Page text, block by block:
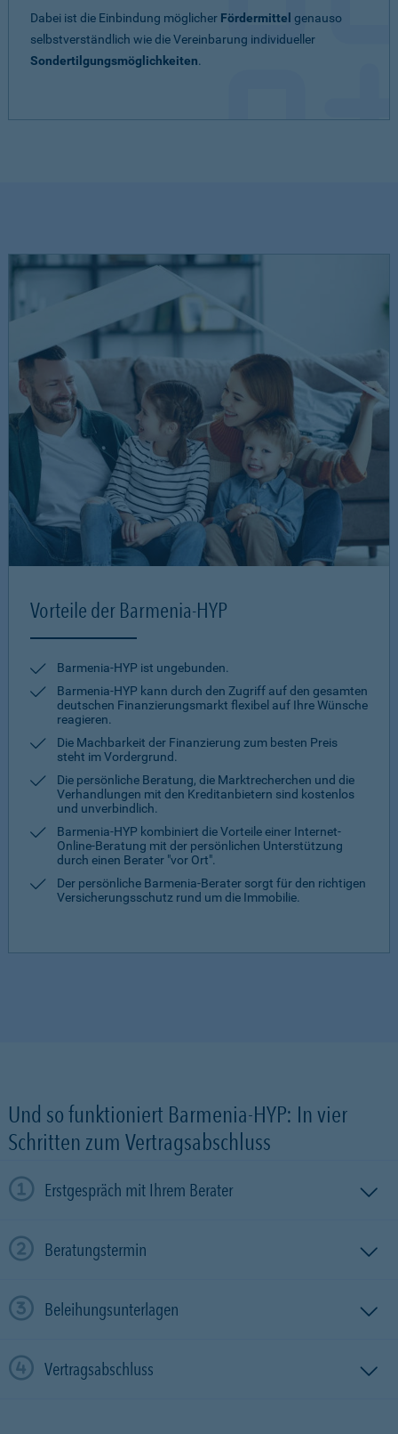
Dabei ist die Einbindung möglicher Fördermittel genauso
selbstverständlich wie die Vereinbarung individueller
Sondertilgungsmöglichkeiten.
Vorteile der Barmenia-HYP
Barmenia-HYP ist ungebunden.
Barmenia-HYP kann durch den Zugriff auf den gesamten
deutschen Finanzierungsmarkt flexibel auf Ihre Wünsche
reagieren.
Die Machbarkeit der Finanzierung zum besten Preis
steht im Vordergrund.
Die persönliche Beratung, die Marktrecherchen und die
Verhandlungen mit den Kreditanbietern sind kostenlos
und unverbindlich.
Barmenia-HYP kombiniert die Vorteile einer Internet-
Online-Beratung mit der persönlichen Unterstützung
durch einen Berater "vor Ort".
Der persönliche Barmenia-Berater sorgt für den richtigen
Versicherungsschutz rund um die Immobilie.
Und so funktioniert Barmenia-HYP: In vier
Schritten zum Vertragsabschluss
Erstgespräch mit Ihrem Berater
Beratungstermin
Beleihungsunterlagen
Vertragsabschluss